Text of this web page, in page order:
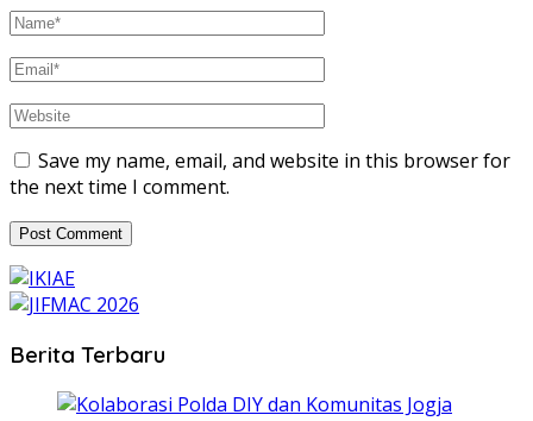
Save my name, email, and website in this browser for
the next time I comment.
Berita Terbaru